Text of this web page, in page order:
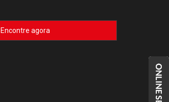
Encontre agora